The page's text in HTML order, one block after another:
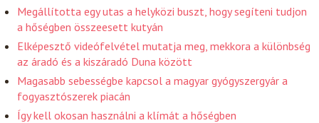
Megállította egy utas a helyközi buszt, hogy segíteni tudjon
a hőségben összeesett kutyán
Elképesztő videófelvétel mutatja meg, mekkora a különbség
az áradó és a kiszáradó Duna között
Magasabb sebességbe kapcsol a magyar gyógyszergyár a
fogyasztószerek piacán
Így kell okosan használni a klímát a hőségben